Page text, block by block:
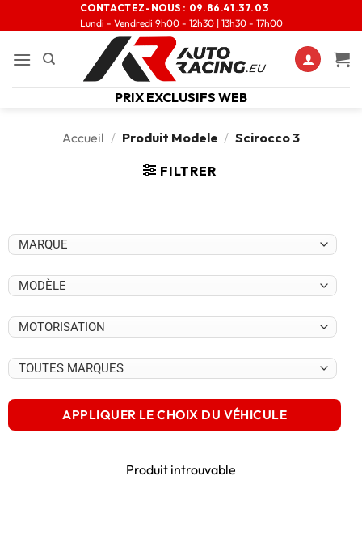
CONTACTEZ-NOUS : 09.86.41.37.03
Lundi - Vendredi 9h00 - 12h30 | 13h30 - 17h00
PRIX EXCLUSIFS WEB
Accueil / Produit Modele / Scirocco 3
FILTRER
APPLIQUER LE CHOIX DU VÉHICULE
Produit introuvable